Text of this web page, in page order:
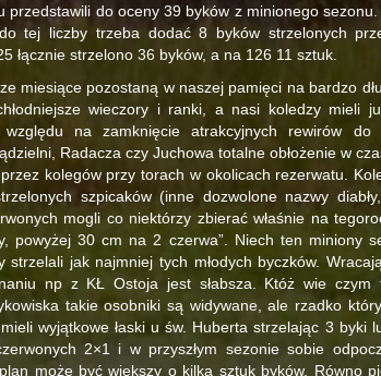
przedstawili do oceny 39 byków z minionego
tej liczby trzeba dodać 8 byków strzelonych
łącznie strzelono 36 byków, a na 126 11 sztuk.
miesiące pozostaną w naszej pamięci na bardzo
wieczory i ranki, a nasi koledzy mieli
na zamknięcie atrakcyjnych rewirów do
Radacza czy Juchowa totalne obłożenie w
kolegów przy torach w okolicach rezerwatu.
szpicaków (inne dozwolone nazwy diabły,
mogli co niektórzy zbierać właśnie na
30 cm na 2 czerwa”. Niech ten miniony
jak najmniej tych młodych byczków.
np z KŁ Ostoja jest słabsza. Któż wie czym
takie osobniki są widywane, ale rzadko
wyjątkowe łaski u św. Huberta strzelając 3 byki
2×1 i w przyszłym sezonie sobie
może być większy o kilka sztuk byków. Równo